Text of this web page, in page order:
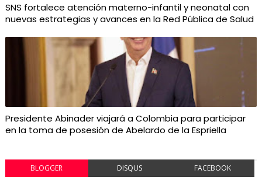
SNS fortalece atención materno-infantil y neonatal con
nuevas estrategias y avances en la Red Pública de Salud
Presidente Abinader viajará a Colombia para participar
en la toma de posesión de Abelardo de la Espriella
BLOGGER DISQUS FACEBOOK